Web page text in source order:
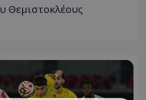
Θεμιστοκλέους